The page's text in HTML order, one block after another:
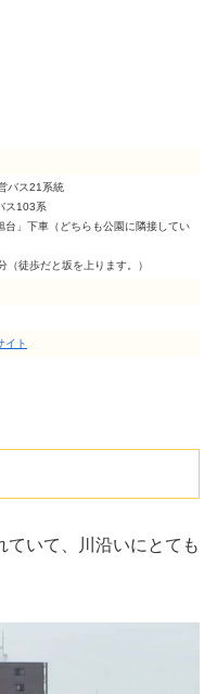
バス21系統
ス103系
台」下車（どちらも公園に隣接してい
徒歩だと坂を上ります。）
イト
ていて、川沿いにとても